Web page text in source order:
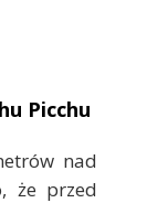
Picchu
nad
że przed